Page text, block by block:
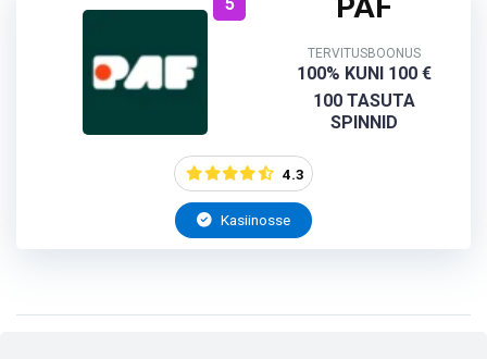
PAF
TERVITUSBOONUS
100% KUNI 100 €
100 TASUTA
SPINNID
4.3
Kasiinosse